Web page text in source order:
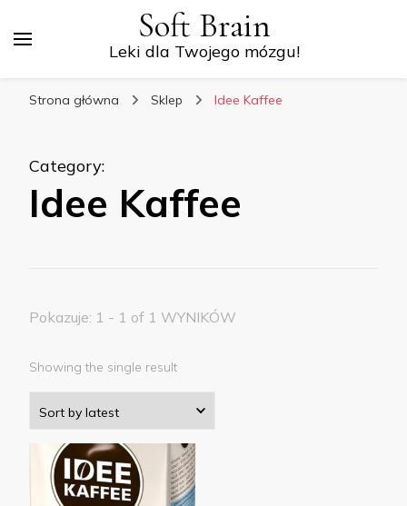
Soft Brain
Leki dla Twojego mózgu!
Strona główna Sklep Idee Kaffee
Category:
Idee Kaffee
Pokazuje: 1 - 1 of 1 WYNIKÓW
Showing the single result